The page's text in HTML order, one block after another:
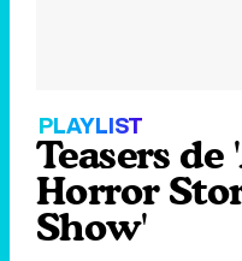
PLAYLIST
Teasers
Horror
Show'